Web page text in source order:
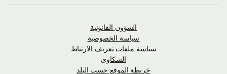
الشؤون القانونية
سياسة الخصوصية
سياسة ملفات تعريف الارتباط
الشكاوى
خريطة الموقع حسب البلد